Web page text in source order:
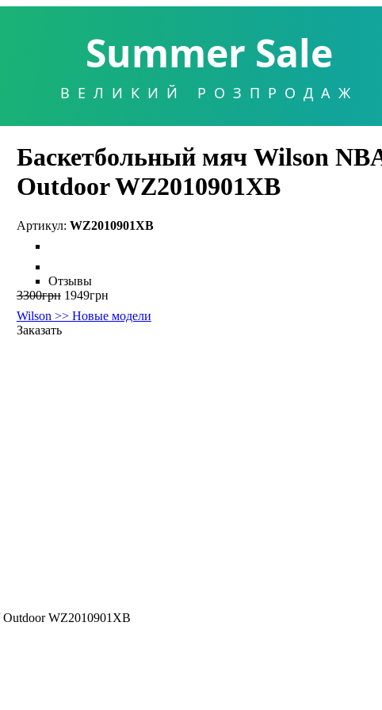
Summer Sale
ВЕЛИКИЙ РОЗПРОДАЖ
Баскетбольный мяч Wilson
Outdoor WZ2010901XB
WZ2010901XB
Отзывы
3300грн 1949грн
Wilson >> Новые модели
Заказать
WZ2010901XB